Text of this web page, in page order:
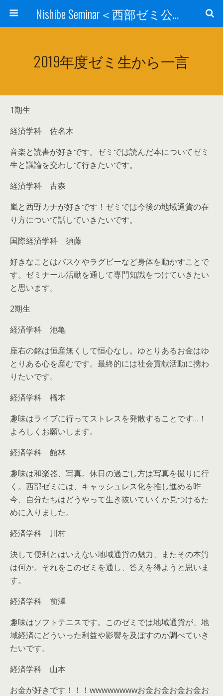
Nishibe Seminar＜西部ゼミ公式サイト＞
2019年度ゼミ生から一言
1期生
経済学科 佐名木
音楽と読書が好きです。ゼミでは読んだ本についてゼミ
生と議論を交わして行きたいです。
経済学科 古森
嵐と西野カナが好きです！ゼミでは今後の地域通貨の在
り方について話していきたいです。
国際経済学科 須藤
好きなことはバスケやラグビーなど身体を動かすことで
す。ゼミナール活動を通して専門知識をつけていきたい
と思います。
2期生
経済学科 池亀
座右の銘は恒産無くして恒心なし。ゆとりあるお金はゆ
とりある心を産むです。最終的には社会貢献活動に携わ
りたいです。
経済学科 橋本
趣味はライブに行ってストレスを発散することです…！
よろしくお願いします。
経済学科 館林
趣味は和楽器、写真。休日の過ごし方は写真を撮りに行
く。西部ゼミには、キャッシュレス化を推し進める昨
今、自分たちはどうやって生き抜いていくか見つけるた
めに入りました。
経済学科 川村
決して便利とはいえない地域通貨の魅力、またその本質
は何か。それをこのゼミを通し、答えを得ようと思いま
す。
経済学科 前澤
趣味はソフトテニスです。このゼミでは地域通貨が、地
域経済にどういった利益や影響を及ぼすのか調べていき
たいです。
経済学科 山本
お金が好きです！！！wwwwwwwwお金お金お金お金お